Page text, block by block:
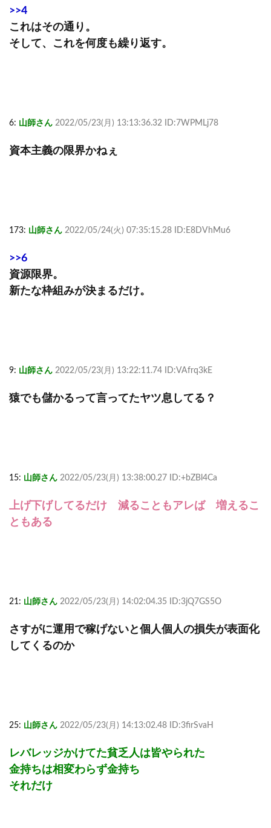
>>4
これはその通り。
そして、これを何度も繰り返す。
6: 山師さん 2022/05/23(月) 13:13:36.32 ID:7WPMLj78
資本主義の限界かねぇ
173: 山師さん 2022/05/24(火) 07:35:15.28 ID:E8DVhMu6
>>6
資源限界。
新たな枠組みが決まるだけ。
9: 山師さん 2022/05/23(月) 13:22:11.74 ID:VAfrq3kE
猿でも儲かるって言ってたヤツ息してる？
15: 山師さん 2022/05/23(月) 13:38:00.27 ID:+bZBl4Ca
上げ下げしてるだけ 減ることもアレば 増えるこ
ともある
21: 山師さん 2022/05/23(月) 14:02:04.35 ID:3jQ7GS5O
さすがに運用で稼げないと個人個人の損失が表面化
してくるのか
25: 山師さん 2022/05/23(月) 14:13:02.48 ID:3firSvaH
レバレッジかけてた貧乏人は皆やられた
金持ちは相変わらず金持ち
それだけ